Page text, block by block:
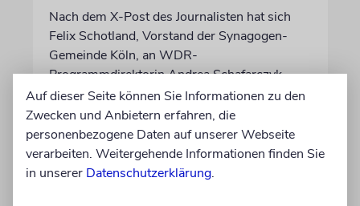
Nach dem X-Post des Journalisten hat sich
Felix Schotland, Vorstand der Synagogen-
Gemeinde Köln, an WDR-
Programmdirektorin Andrea Schafarczyk
gewandt. Wir dokumentieren das Schreiben
im Wortlaut
von Felix Schotland
07.08.2026
Auf dieser Seite können Sie Informationen zu den
Zwecken und Anbietern erfahren, die
personenbezogene Daten auf unserer Webseite
verarbeiten. Weitergehende Informationen finden Sie
in unserer Datenschutzerklärung.